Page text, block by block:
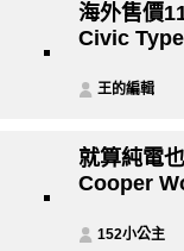
海外售價
Civic
王的編輯
就算純電
Cooper
152小公主